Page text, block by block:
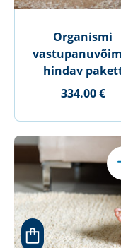
Organismi
hindav
334.00 €